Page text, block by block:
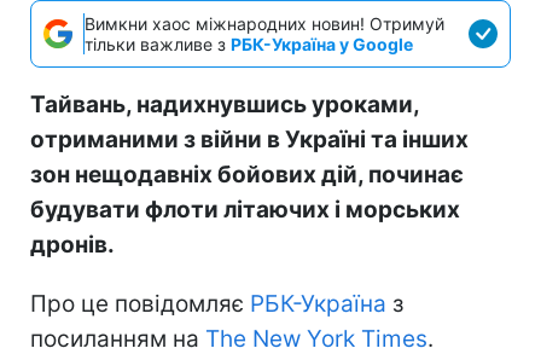
Вимкни хаос міжнародних новин! Отримуй
тільки важливе з РБК-Україна у Google
Тайвань, надихнувшись уроками,
отриманими з війни в Україні та інших
зон нещодавніх бойових дій, починає
будувати флоти літаючих і морських
дронів.
Про це повідомляє РБК-Україна з
посиланням на The New York Times.